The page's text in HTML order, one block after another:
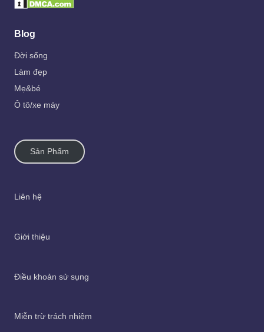
Blog
Đời sống
Làm đẹp
Mẹ&bé
Ô tô/xe máy
Sản Phẩm
Liên hệ
Giới thiệu
Điều khoản sử sụng
Miễn trừ trách nhiệm